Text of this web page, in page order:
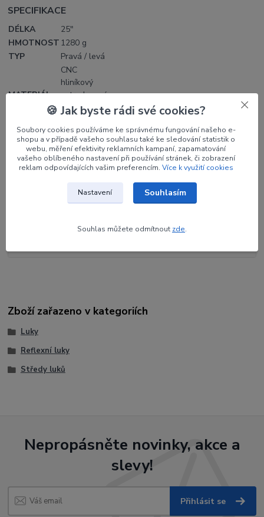
SPECIFIKACE
DÉLKA
25"
HMOTNOST 1280 g
TYP
Pravá / levá
MATERIÁL
CNC
hliníkový
extrudovaný
blok 6061-
Parametry
KINETIC
Zboží zařazeno v kategoriích
Luky
Reflexní luky
Středy luků
Nepropásněte novinky, akce a
slevy!
Přihlásit se
🍪 Jak byste rádi své cookies?
Soubory cookies používáme ke správnému fungování našeho e-
shopu a v případě vašeho souhlasu také ke sledování statistik o
webu, měření efektivity reklamních kampaní, zapamatování
vašeho oblíbeného nastavení při používání stránek, či zobrazení
reklam odpovídajících vašim preferencím. Více k využití cookies
Nastavení Souhlasím
Souhlas můžete odmítnout zde.